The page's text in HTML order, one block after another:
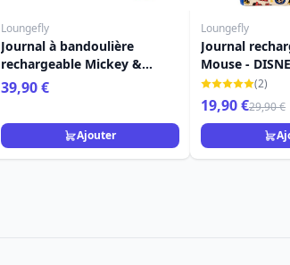
Loungefly
Journal à bandoulière
rechargeable Mickey &
Friends - DISNEY
LOUNGEFLY
39,90 €
Ajouter
Loungefly
Journal
Mouse -
(2)
19,90 €29,90 €